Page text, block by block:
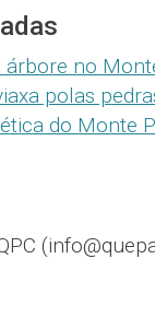
árbore no
polas
do Monte